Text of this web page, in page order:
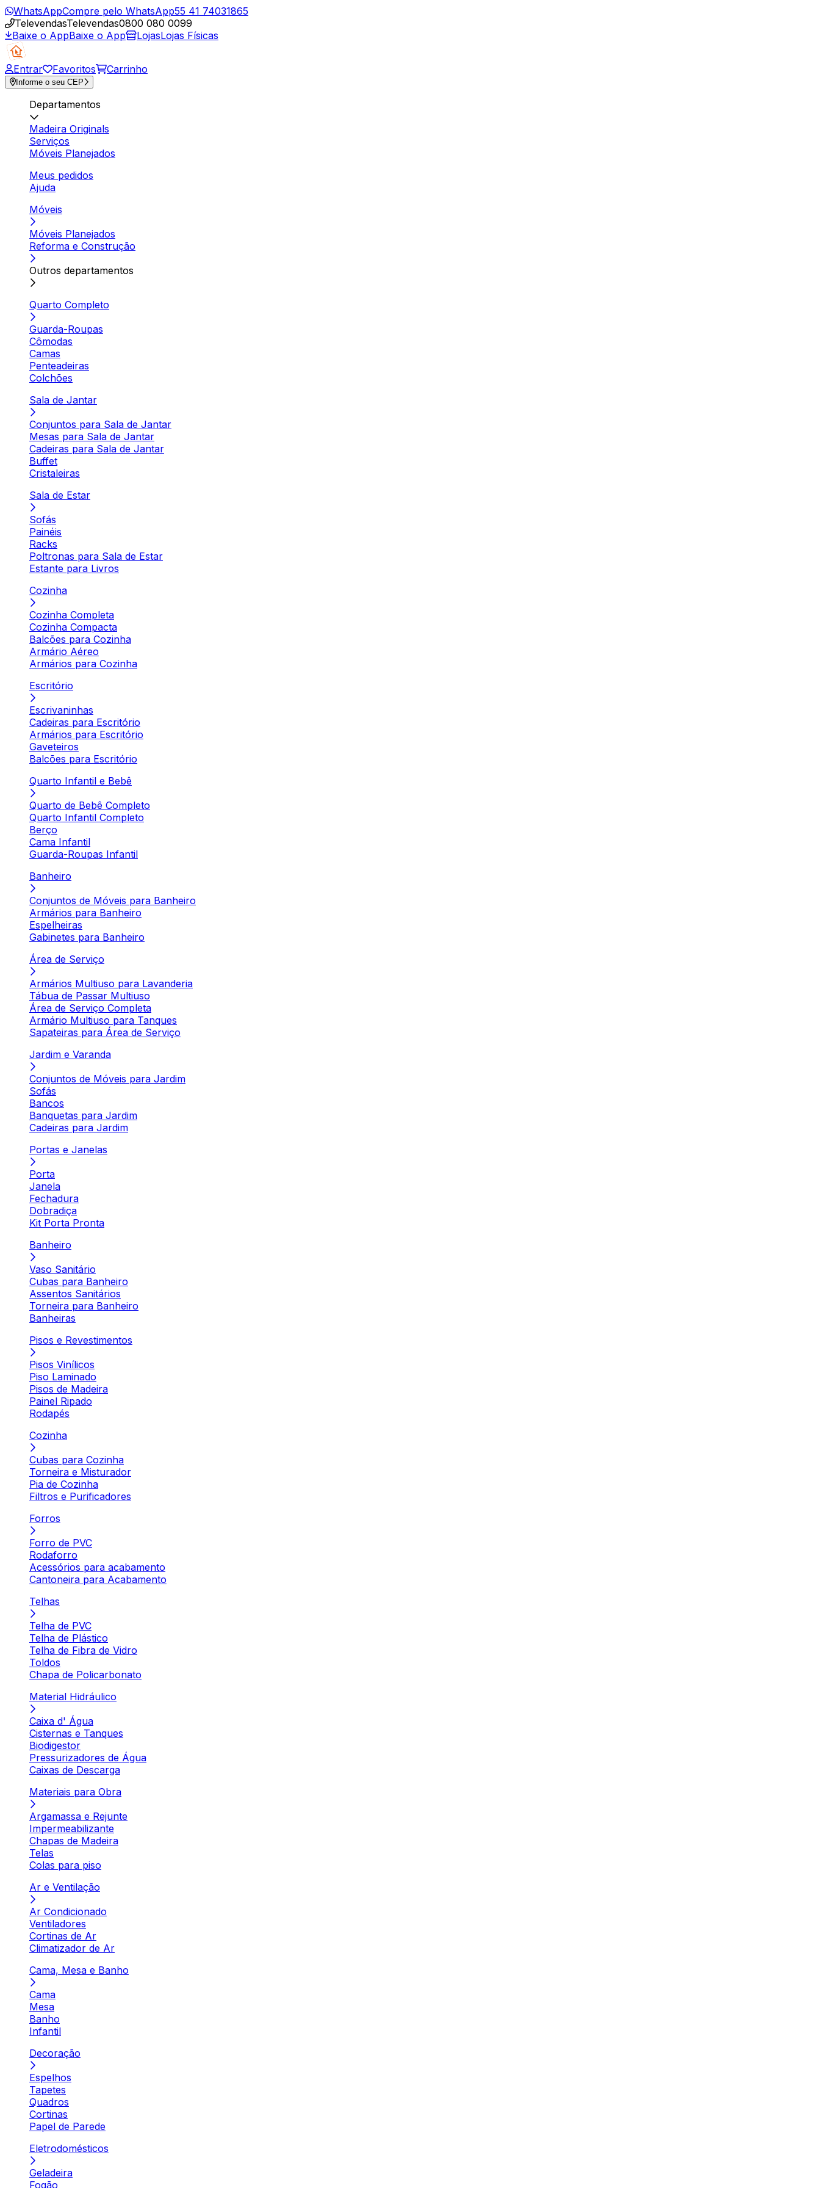
WhatsAppCompre pelo WhatsApp55 41 74031865
TelevendasTelevendas0800 080 0099
Baixe o AppBaixe o App LojasLojas Físicas
Entrar Favoritos Carrinho
Informe o seu CEP
Departamentos
Madeira Originals
Serviços
Móveis Planejados
Meus pedidos
Ajuda
Móveis
Móveis Planejados
Reforma e Construção
Outros departamentos
Quarto Completo
Guarda-Roupas
Cômodas
Camas
Penteadeiras
Colchões
Sala de Jantar
Conjuntos para Sala de Jantar
Mesas para Sala de Jantar
Cadeiras para Sala de Jantar
Buffet
Cristaleiras
Sala de Estar
Sofás
Painéis
Racks
Poltronas para Sala de Estar
Estante para Livros
Cozinha
Cozinha Completa
Cozinha Compacta
Balcões para Cozinha
Armário Aéreo
Armários para Cozinha
Escritório
Escrivaninhas
Cadeiras para Escritório
Armários para Escritório
Gaveteiros
Balcões para Escritório
Quarto Infantil e Bebê
Quarto de Bebê Completo
Quarto Infantil Completo
Berço
Cama Infantil
Guarda-Roupas Infantil
Banheiro
Conjuntos de Móveis para Banheiro
Armários para Banheiro
Espelheiras
Gabinetes para Banheiro
Área de Serviço
Armários Multiuso para Lavanderia
Tábua de Passar Multiuso
Área de Serviço Completa
Armário Multiuso para Tanques
Sapateiras para Área de Serviço
Jardim e Varanda
Conjuntos de Móveis para Jardim
Sofás
Bancos
Banquetas para Jardim
Cadeiras para Jardim
Portas e Janelas
Porta
Janela
Fechadura
Dobradiça
Kit Porta Pronta
Banheiro
Vaso Sanitário
Cubas para Banheiro
Assentos Sanitários
Torneira para Banheiro
Banheiras
Pisos e Revestimentos
Pisos Vinílicos
Piso Laminado
Pisos de Madeira
Painel Ripado
Rodapés
Cozinha
Cubas para Cozinha
Torneira e Misturador
Pia de Cozinha
Filtros e Purificadores
Forros
Forro de PVC
Rodaforro
Acessórios para acabamento
Cantoneira para Acabamento
Telhas
Telha de PVC
Telha de Plástico
Telha de Fibra de Vidro
Toldos
Chapa de Policarbonato
Material Hidráulico
Caixa d' Água
Cisternas e Tanques
Biodigestor
Pressurizadores de Água
Caixas de Descarga
Materiais para Obra
Argamassa e Rejunte
Impermeabilizante
Chapas de Madeira
Telas
Colas para piso
Ar e Ventilação
Ar Condicionado
Ventiladores
Cortinas de Ar
Climatizador de Ar
Cama, Mesa e Banho
Cama
Mesa
Banho
Infantil
Decoração
Espelhos
Tapetes
Quadros
Cortinas
Papel de Parede
Eletrodomésticos
Geladeira
Fogão